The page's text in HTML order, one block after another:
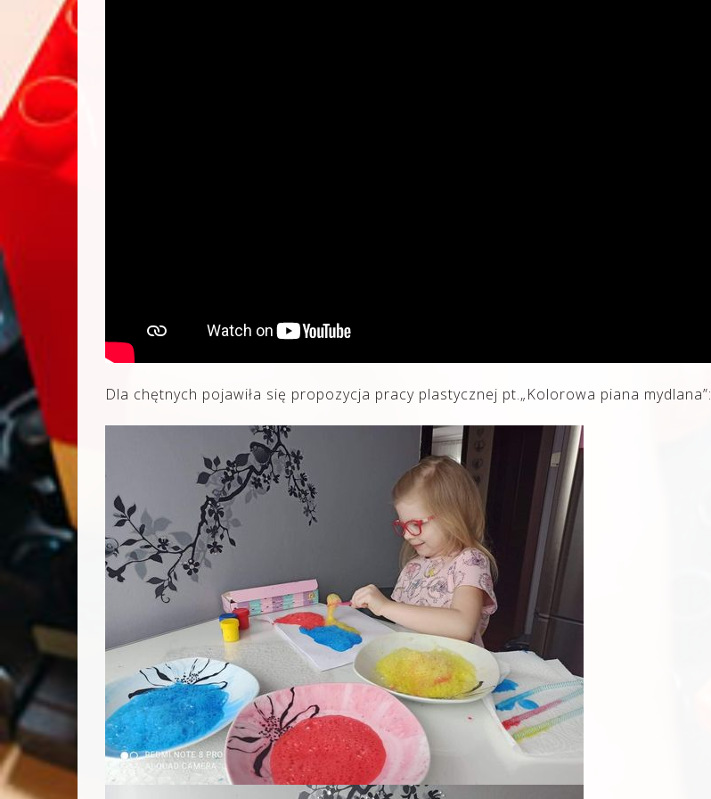
Dla chętnych pojawiła się propozycja pracy plastycznej pt.„Kolorowa piana mydlana”: